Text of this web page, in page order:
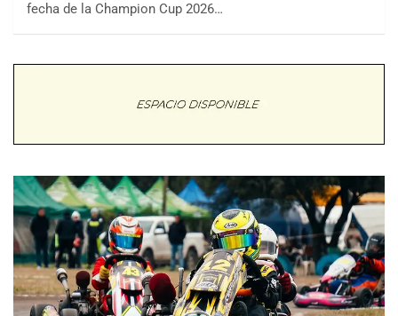
fecha de la Champion Cup 2026…